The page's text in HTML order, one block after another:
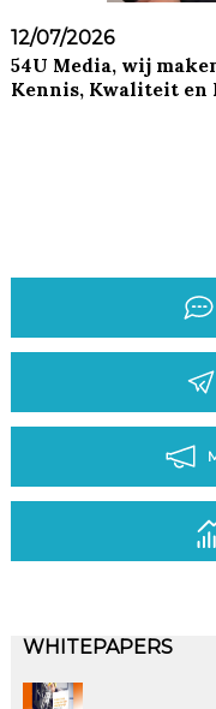
12/07/2026
54U Media, wij
Kennis, Kwaliteit en
WHITEPAPERS